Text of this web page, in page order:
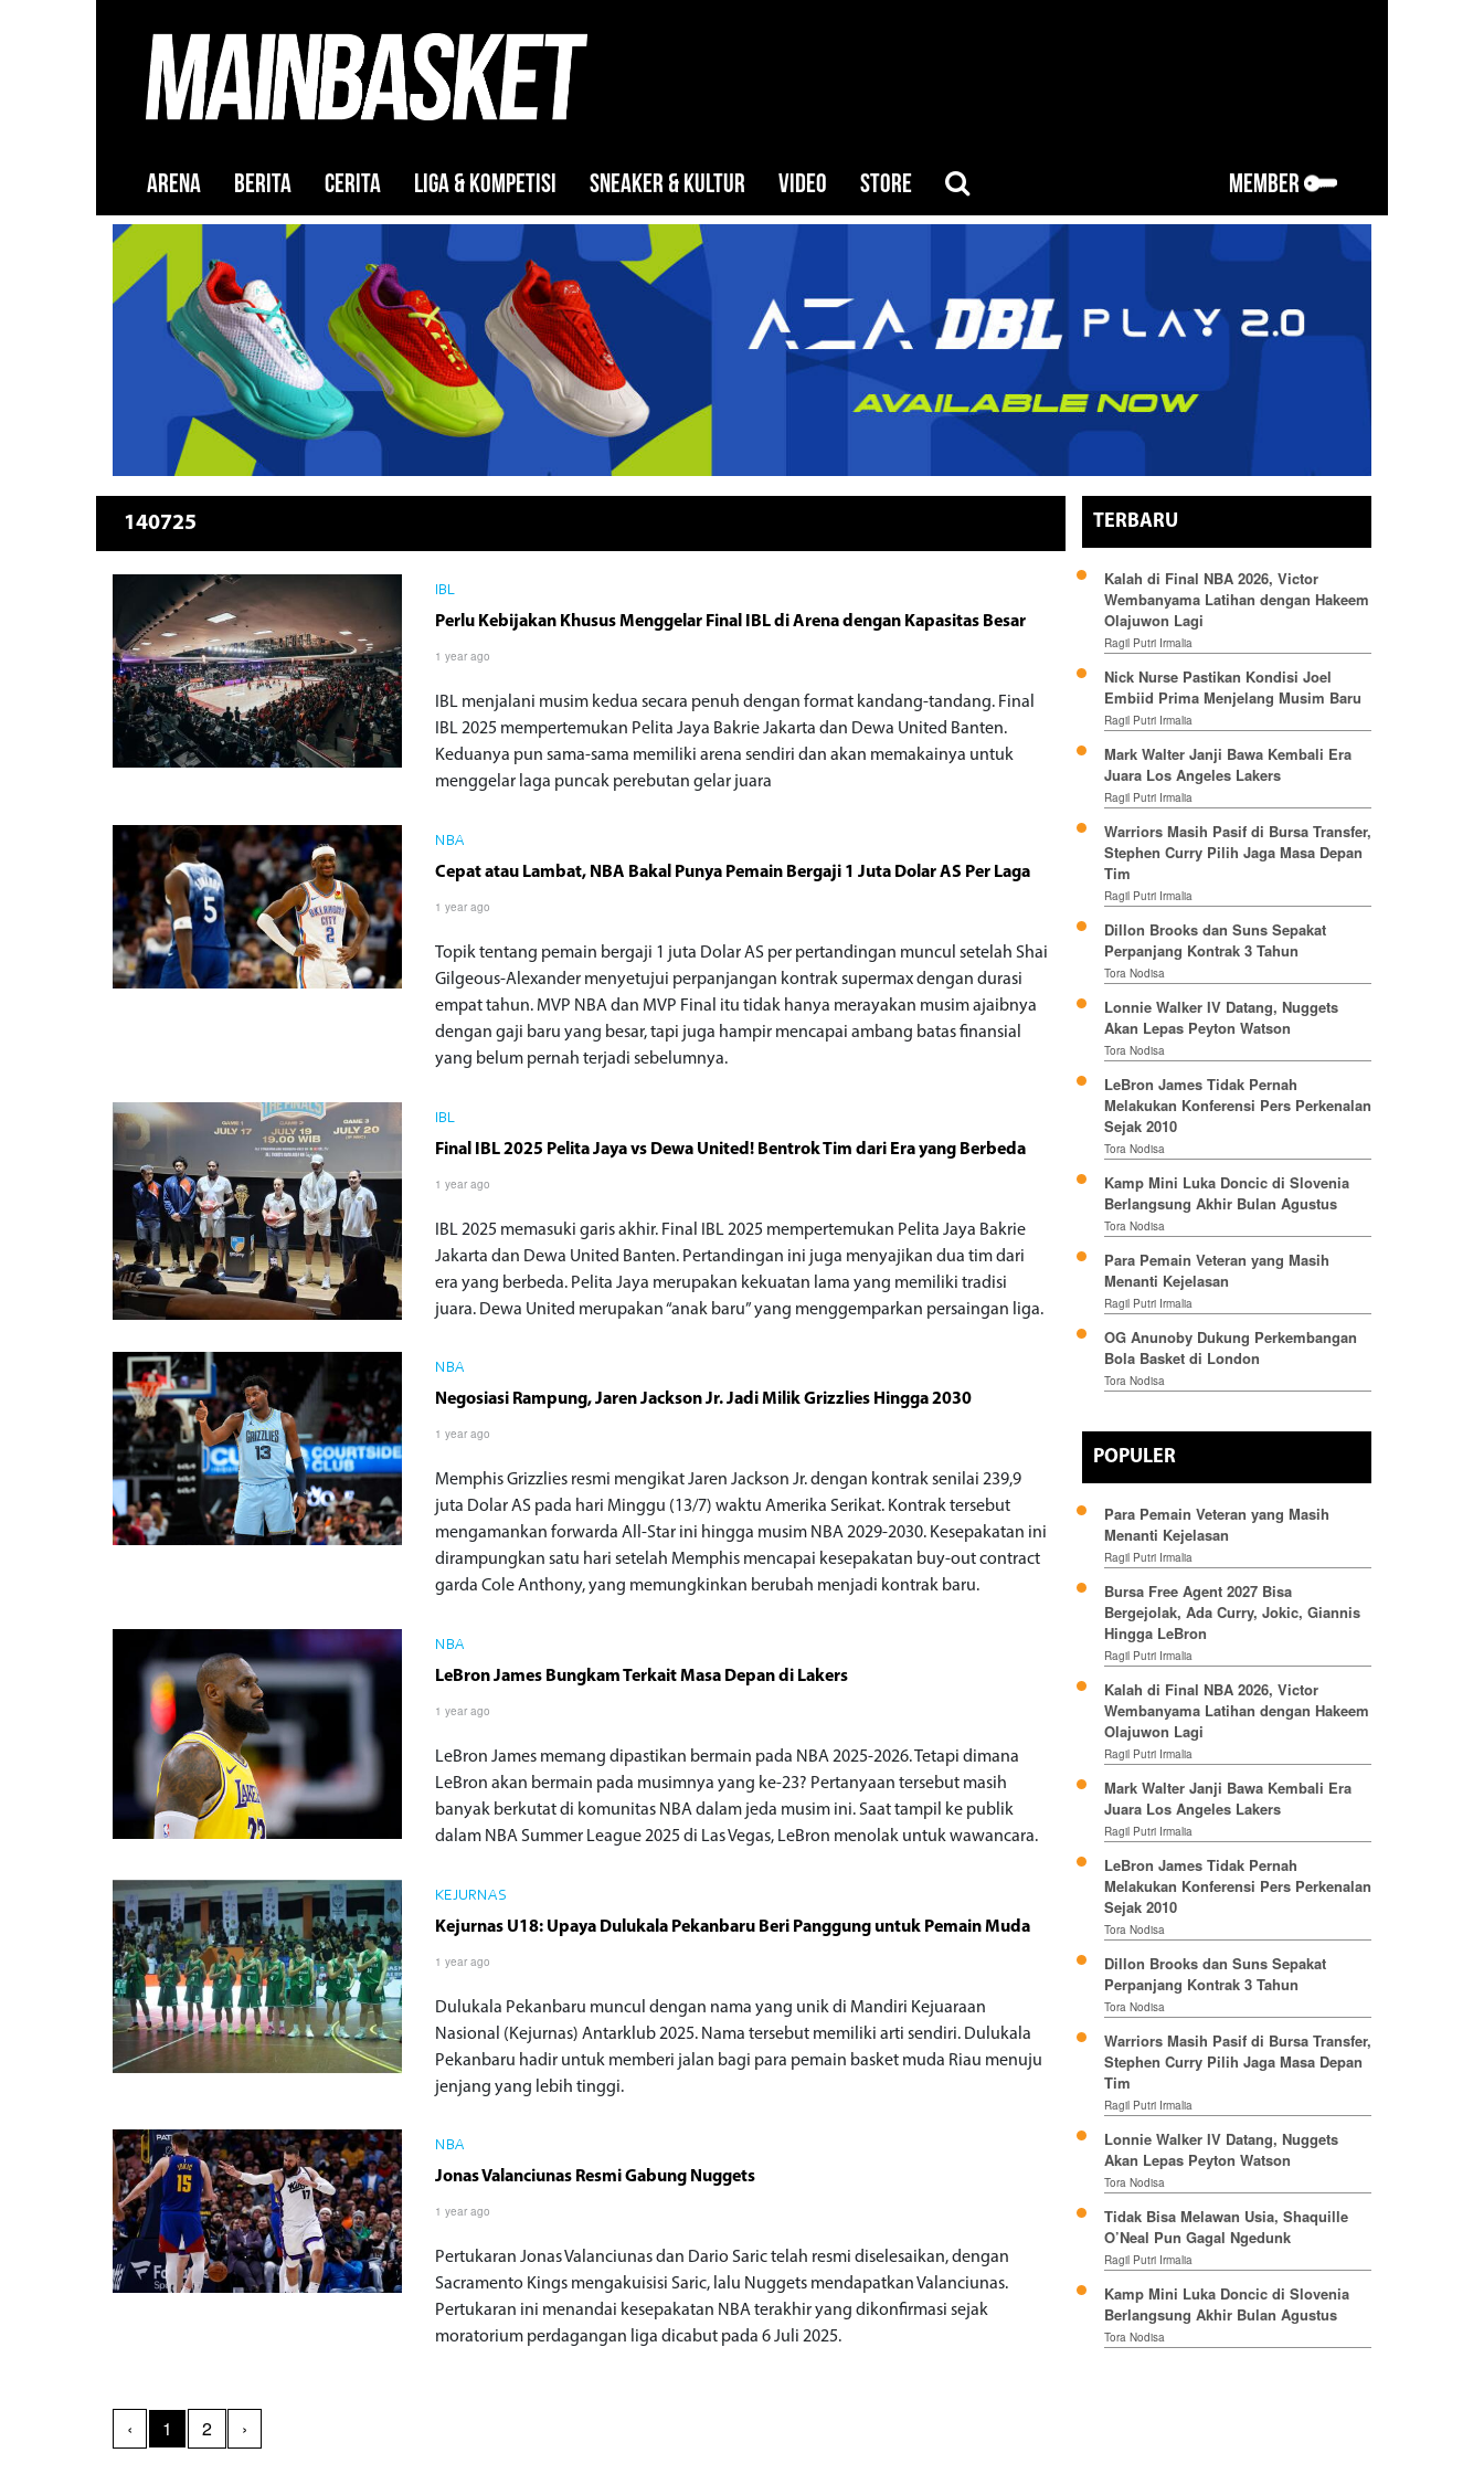
ARENA BERITA CERITA LIGA & KOMPETISI SNEAKER & KULTUR VIDEO STORE MEMBER
140725
IBL
Perlu Kebijakan Khusus Menggelar Final IBL di Arena dengan Kapasitas Besar
1 year ago
IBL menjalani musim kedua secara penuh dengan format kandang-tandang. Final
IBL 2025 mempertemukan Pelita Jaya Bakrie Jakarta dan Dewa United Banten.
Keduanya pun sama-sama memiliki arena sendiri dan akan memakainya untuk
menggelar laga puncak perebutan gelar juara
NBA
Cepat atau Lambat, NBA Bakal Punya Pemain Bergaji 1 Juta Dolar AS Per Laga
1 year ago
Topik tentang pemain bergaji 1 juta Dolar AS per pertandingan muncul setelah Shai
Gilgeous-Alexander menyetujui perpanjangan kontrak supermax dengan durasi
empat tahun. MVP NBA dan MVP Final itu tidak hanya merayakan musim ajaibnya
dengan gaji baru yang besar, tapi juga hampir mencapai ambang batas finansial
yang belum pernah terjadi sebelumnya.
IBL
Final IBL 2025 Pelita Jaya vs Dewa United! Bentrok Tim dari Era yang Berbeda
1 year ago
IBL 2025 memasuki garis akhir. Final IBL 2025 mempertemukan Pelita Jaya Bakrie
Jakarta dan Dewa United Banten. Pertandingan ini juga menyajikan dua tim dari
era yang berbeda. Pelita Jaya merupakan kekuatan lama yang memiliki tradisi
juara. Dewa United merupakan “anak baru” yang menggemparkan persaingan liga.
NBA
Negosiasi Rampung, Jaren Jackson Jr. Jadi Milik Grizzlies Hingga 2030
1 year ago
Memphis Grizzlies resmi mengikat Jaren Jackson Jr. dengan kontrak senilai 239,9
juta Dolar AS pada hari Minggu (13/7) waktu Amerika Serikat. Kontrak tersebut
mengamankan forwarda All-Star ini hingga musim NBA 2029-2030. Kesepakatan ini
dirampungkan satu hari setelah Memphis mencapai kesepakatan buy-out contract
garda Cole Anthony, yang memungkinkan berubah menjadi kontrak baru.
NBA
LeBron James Bungkam Terkait Masa Depan di Lakers
1 year ago
LeBron James memang dipastikan bermain pada NBA 2025-2026. Tetapi dimana
LeBron akan bermain pada musimnya yang ke-23? Pertanyaan tersebut masih
banyak berkutat di komunitas NBA dalam jeda musim ini. Saat tampil ke publik
dalam NBA Summer League 2025 di Las Vegas, LeBron menolak untuk wawancara.
KEJURNAS
Kejurnas U18: Upaya Dulukala Pekanbaru Beri Panggung untuk Pemain Muda
1 year ago
Dulukala Pekanbaru muncul dengan nama yang unik di Mandiri Kejuaraan
Nasional (Kejurnas) Antarklub 2025. Nama tersebut memiliki arti sendiri. Dulukala
Pekanbaru hadir untuk memberi jalan bagi para pemain basket muda Riau menuju
jenjang yang lebih tinggi.
NBA
Jonas Valanciunas Resmi Gabung Nuggets
1 year ago
Pertukaran Jonas Valanciunas dan Dario Saric telah resmi diselesaikan, dengan
Sacramento Kings mengakuisisi Saric, lalu Nuggets mendapatkan Valanciunas.
Pertukaran ini menandai kesepakatan NBA terakhir yang dikonfirmasi sejak
moratorium perdagangan liga dicabut pada 6 Juli 2025.
‹ 1 2 ›
TERBARU
Kalah di Final NBA 2026, Victor
Wembanyama Latihan dengan Hakeem
Olajuwon Lagi
Ragil Putri Irmalia
Nick Nurse Pastikan Kondisi Joel
Embiid Prima Menjelang Musim Baru
Ragil Putri Irmalia
Mark Walter Janji Bawa Kembali Era
Juara Los Angeles Lakers
Ragil Putri Irmalia
Warriors Masih Pasif di Bursa Transfer,
Stephen Curry Pilih Jaga Masa Depan
Tim
Ragil Putri Irmalia
Dillon Brooks dan Suns Sepakat
Perpanjang Kontrak 3 Tahun
Tora Nodisa
Lonnie Walker IV Datang, Nuggets
Akan Lepas Peyton Watson
Tora Nodisa
LeBron James Tidak Pernah
Melakukan Konferensi Pers Perkenalan
Sejak 2010
Tora Nodisa
Kamp Mini Luka Doncic di Slovenia
Berlangsung Akhir Bulan Agustus
Tora Nodisa
Para Pemain Veteran yang Masih
Menanti Kejelasan
Ragil Putri Irmalia
OG Anunoby Dukung Perkembangan
Bola Basket di London
Tora Nodisa
POPULER
Para Pemain Veteran yang Masih
Menanti Kejelasan
Ragil Putri Irmalia
Bursa Free Agent 2027 Bisa
Bergejolak, Ada Curry, Jokic, Giannis
Hingga LeBron
Ragil Putri Irmalia
Kalah di Final NBA 2026, Victor
Wembanyama Latihan dengan Hakeem
Olajuwon Lagi
Ragil Putri Irmalia
Mark Walter Janji Bawa Kembali Era
Juara Los Angeles Lakers
Ragil Putri Irmalia
LeBron James Tidak Pernah
Melakukan Konferensi Pers Perkenalan
Sejak 2010
Tora Nodisa
Dillon Brooks dan Suns Sepakat
Perpanjang Kontrak 3 Tahun
Tora Nodisa
Warriors Masih Pasif di Bursa Transfer,
Stephen Curry Pilih Jaga Masa Depan
Tim
Ragil Putri Irmalia
Lonnie Walker IV Datang, Nuggets
Akan Lepas Peyton Watson
Tora Nodisa
Tidak Bisa Melawan Usia, Shaquille
O’Neal Pun Gagal Ngedunk
Ragil Putri Irmalia
Kamp Mini Luka Doncic di Slovenia
Berlangsung Akhir Bulan Agustus
Tora Nodisa